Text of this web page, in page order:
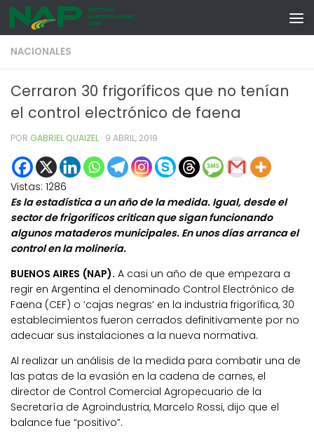
Skip to content
NACIONALES
Cerraron 30 frigoríficos que no tenían
el control electrónico de faena
POR GABRIEL QUAIZEL · 9 ABRIL, 2019
Vistas: 1286
Es la estadística a un año de la medida. Igual, desde el
sector de frigoríficos critican que sigan funcionando
algunos mataderos municipales. En unos días arranca el
control en la molinería.
BUENOS AIRES (NAP). A casi un año de que empezara a
regir en Argentina el denominado Control Electrónico de
Faena (CEF) o ‘cajas negras’ en la industria frigorífica, 30
establecimientos fueron cerrados definitivamente por no
adecuar sus instalaciones a la nueva normativa.
Al realizar un análisis de la medida para combatir una de
las patas de la evasión en la cadena de carnes, el
director de Control Comercial Agropecuario de la
Secretaría de Agroindustria, Marcelo Rossi, dijo que el
balance fue “positivo”.